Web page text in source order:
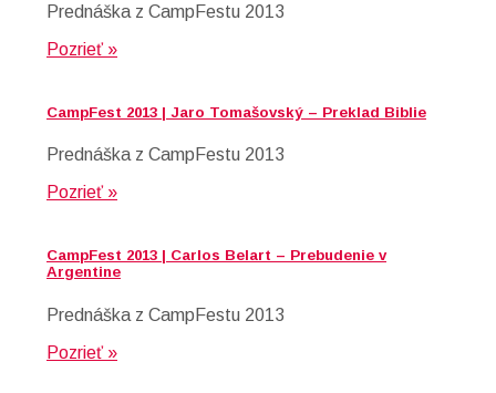
Prednáška z CampFestu 2013
Pozrieť »
CampFest 2013 | Jaro Tomašovský – Preklad Biblie
Prednáška z CampFestu 2013
Pozrieť »
CampFest 2013 | Carlos Belart – Prebudenie v
Argentine
Prednáška z CampFestu 2013
Pozrieť »